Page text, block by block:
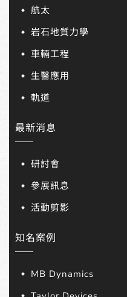
航太
岩石地質力學
車輛工程
生醫應用
軌道
最新消息
研討會
參展訊息
活動剪影
知名案例
MB Dynamics